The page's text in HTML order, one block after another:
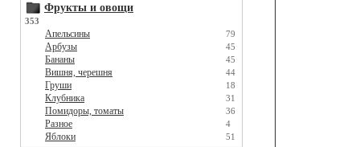
Фрукты и овощи
353
Апельсины 79
Арбузы 45
Бананы 45
Вишня, черешня 44
Груши 18
Клубника 31
Помидоры, томаты 36
Разное 4
Яблоки 51